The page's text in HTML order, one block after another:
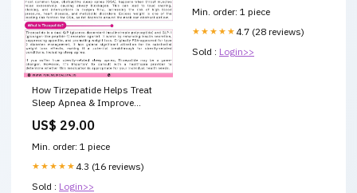
How Tirzepatide Helps Treat
Sleep Apnea & Improve
US$ 29.00
Min. order: 1 piece
★★★★★ 4.3 (16 reviews)
Sold : Login>>
Min. order: 1 piece
★★★★★ 4.7 (28 reviews)
Sold : Login>>